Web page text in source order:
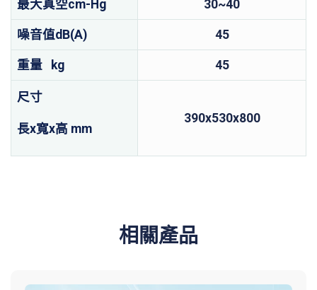
最大真空cm-Hg 30~40
噪音值dB(A) 45
重量 kg 45
尺寸
長x寬x高 mm
390x530x800
相關產品